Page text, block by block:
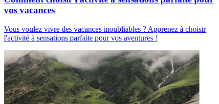
vos vacances
Vous voulez vivre des vacances inoubliables ? Apprenez à choisir
l'activité à sensations parfaite pour vos aventures !